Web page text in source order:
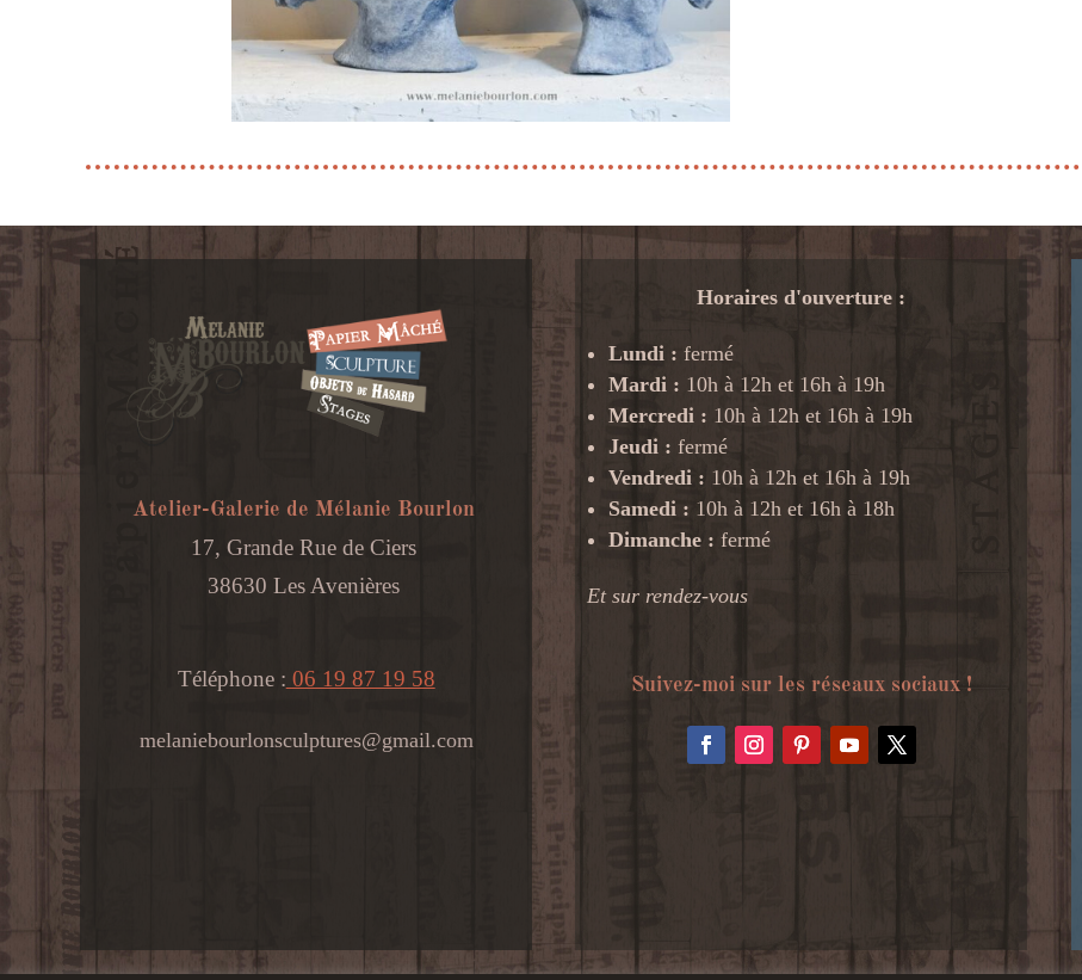
Atelier-Galerie de Mélanie Bourlon
17, Grande Rue de Ciers
38630 Les Avenières
Téléphone : 06 19 87 19 58
melaniebourlonsculptures@gmail.com
Horaires d'ouverture :
Lundi : fermé
Mardi : 10h à 12h et 16h à 19h
Mercredi : 10h à 12h et 16h à 19h
Jeudi : fermé
Vendredi : 10h à 12h et 16h à 19h
Samedi : 10h à 12h et 16h à 18h
Dimanche : fermé
Et sur rendez-vous
Suivez-moi sur les réseaux sociaux !